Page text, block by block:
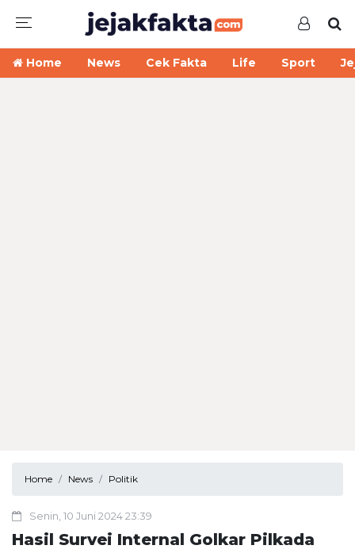
Home News Cek Fakta Life Sport
Home News Politik
Senin, 10 Juni 2024 23:39
Hasil Survei Internal Golkar Pilkada